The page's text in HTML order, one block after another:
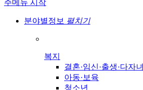
주메뉴 시작
분야별정보 펼치기
복지
결혼·임신·출생·다자녀
아동·보육
청소년